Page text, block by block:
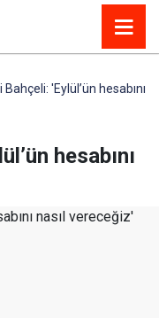
Bahçeli: 'Eylül’ün hesabını
hesabını